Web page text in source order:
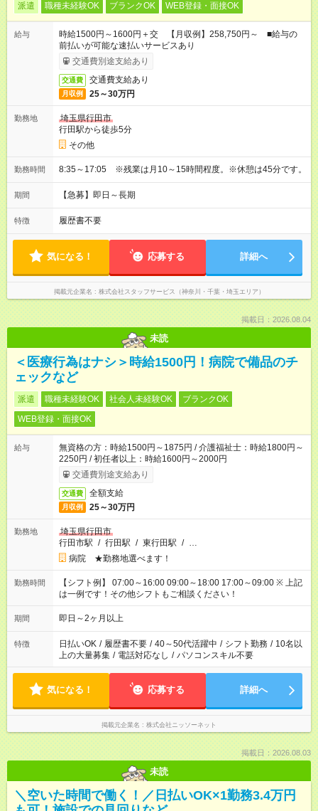
派遣 職種未経験OK ブランクOK WEB登録・面接OK
給与
時給1500円～1600円＋交 【月収例】258,750円～ ■給与の
前払いが可能な速払いサービスあり
交通費別途支給あり
交通費 交通費支給あり
月収例 25～30万円
勤務地
埼玉県行田市
行田駅から徒歩5分
その他
勤務時間 8:35～17:05 ※残業は月10～15時間程度。※休憩は45分です。
期間 【急募】即日～長期
特徴 履歴書不要
気になる！ 応募する 詳細へ
掲載元企業名 株式会社スタッフサービス（神奈川・千葉・埼玉エリア）
掲載日：2026.08.04
未読
＜医療行為はナシ＞時給1500円！病院で備品のチ
ェックなど
派遣 職種未経験OK 社会人未経験OK
ブランクOK
WEB登録・面接OK
給与
無資格の方：時給1500円～1875円 / 介護福祉士：時給1800円～
2250円 / 初任者以上：時給1600円～2000円
交通費別途支給あり
交通費 全額支給
月収例 25～30万円
勤務地
埼玉県行田市
行田市駅 / 行田駅 / 東行田駅 / …
病院 ★勤務地選べます！
勤務時間
【シフト例】 07:00～16:00 09:00～18:00 17:00～09:00 ※ 上記
は一例です！その他シフトもご相談ください！
期間 即日～2ヶ月以上
特徴 日払いOK / 履歴書不要 / 40～50代活躍中 / シフト勤務 / 10名以
上の大量募集 / 電話対応なし / パソコンスキル不要
気になる！ 応募する 詳細へ
掲載元企業名 株式会社ニッソーネット
掲載日：2026.08.03
未読
＼空いた時間で働く！／日払いOK×1勤務3.4万円